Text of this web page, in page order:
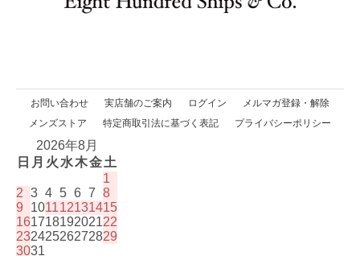
お問い合わせ 実店舗のご案内 ログイン
メルマガ登録・解除
メンズストア
特定商取引法に基づく表記 プライバシーポリシー
2026年8月
日 月 火 水木金土
1
2 3 4 5 6 7 8
9
101112131415
16171819202122
23242526272829
3031